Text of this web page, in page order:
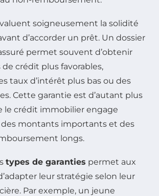
soigneusement la solidité
d’accorder un prêt. Un dossier
permet souvent d’obtenir
crédit plus favorables,
taux d’intérêt plus bas ou des
Cette garantie est d’autant plus
le crédit immobilier engage
montants importants et des
longs.
types de garanties permet aux
leur stratégie selon leur
Par exemple, un jeune